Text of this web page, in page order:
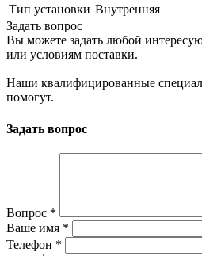
Тип установки Внутренняя
Задать вопрос
Вы можете задать любой
или условиям поставки.
Наши квалифицированные
помогут.
Задать вопрос
Вопрос *
Ваше имя *
Телефон *